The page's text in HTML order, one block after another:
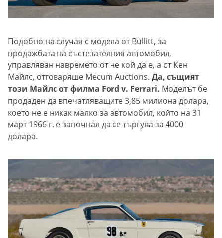
Подобно на случая с модела от Bullitt, за
продажбата на състезателния автомобил,
управляван навремето от не кой да е, а от Кен
Майлс, отговаряше Mecum Auctions. Да, същият
този Майлс от филма Ford v. Ferrari. Моделът бе
продаден да впечатляващите 3,85 милиона долара,
което не е никак малко за автомобил, който на 31
март 1966 г. е започнал да се търгува за 4000
долара.